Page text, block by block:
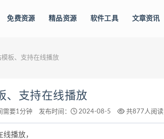
免费资源 精品资源 软件工具 文章资讯
板、支持在线播放
、支持在线播放
需要1分钟 发布时间： 2024-08-5 共877人阅读
播放，